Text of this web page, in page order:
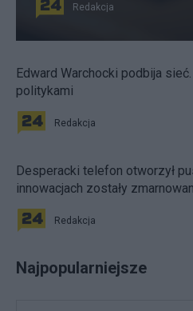
Redakcja
Edward Warchocki podbija
politykami
Redakcja
Desperacki telefon otworzył
innowacjach zostały
Redakcja
Najpopularniejsze